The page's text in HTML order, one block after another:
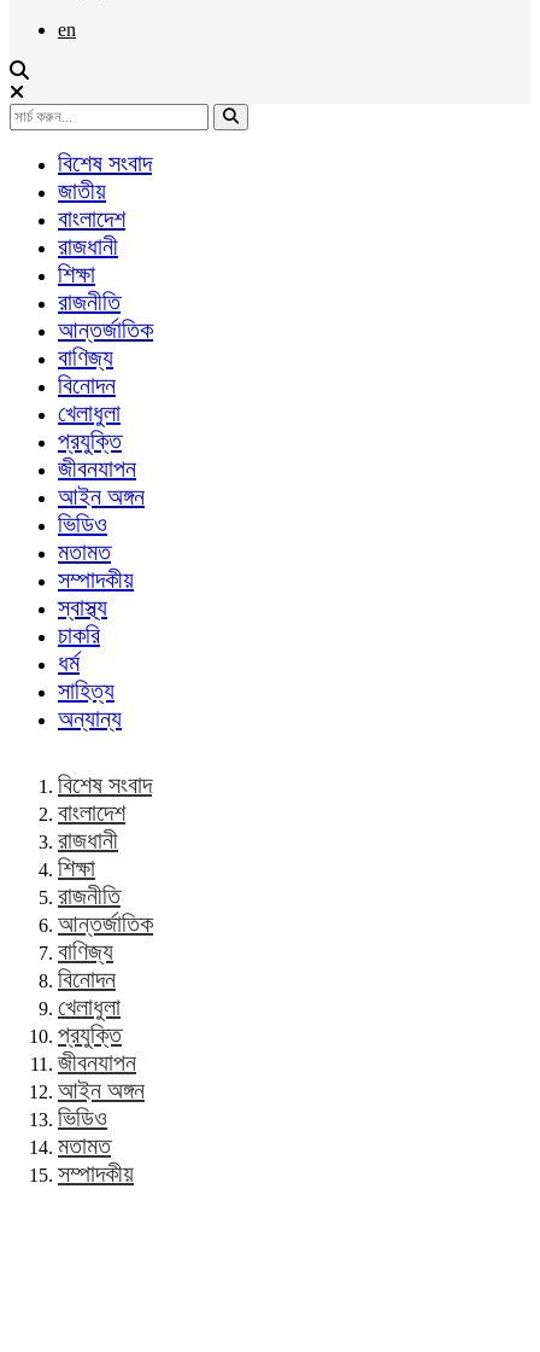
en
বিশেষ সংবাদ
জাতীয়
বাংলাদেশ
রাজধানী
শিক্ষা
রাজনীতি
আন্তর্জাতিক
বাণিজ্য
বিনোদন
খেলাধুলা
প্রযুক্তি
জীবনযাপন
আইন অঙ্গন
ভিডিও
মতামত
সম্পাদকীয়
স্বাস্থ্য
চাকরি
ধর্ম
সাহিত্য
অন্যান্য
বিশেষ সংবাদ
বাংলাদেশ
রাজধানী
শিক্ষা
রাজনীতি
আন্তর্জাতিক
বাণিজ্য
বিনোদন
খেলাধুলা
প্রযুক্তি
জীবনযাপন
আইন অঙ্গন
ভিডিও
মতামত
সম্পাদকীয়